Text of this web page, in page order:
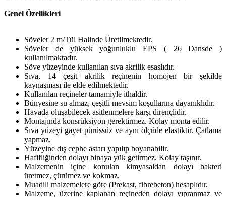
Genel Özellikleri
Söveler 2 m/Tül Halinde Üretilmektedir.
Söveler de yüksek yoğunluklu EPS ( 26 Dansde )
kullanılmaktadır.
Söve yüzeyinde kullanılan sıva akrilik esaslıdır.
Sıva, 14 çeşit akrilik reçinenin homojen bir şekilde
kaynaşması ile elde edilmektedir.
Kullanılan reçineler tamamiyle ithaldir.
Bünyesine su almaz, çeşitli mevsim koşullarına dayanıklıdır.
Havada oluşabilecek asitlenmelere karşı dirençlidir.
Montajında konsrüksiyon gerektirmez. Kolay monta edilir.
Sıva yüzeyi gayet pürüssüz ve aynı ölçüde elastiktir. Çatlama
yapmaz.
Yüzeyine dış cephe astarı yapılıp boyanabilir.
Hafifliğinden dolayı binaya yük getirmez. Kolay taşınır.
Malzemenin içine konulan kimyasaldan dolayı bakteri
üretmez, çürümez ve kokmaz.
Muadili malzemelere göre (Prekast, fibrebeton) hesaplıdır.
Malzeme, üzerine kaplanan reçineden dolayı yıpranmaz ve